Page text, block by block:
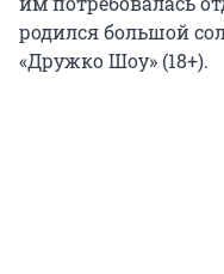
родился большой
«Дружко Шоу» (18+).